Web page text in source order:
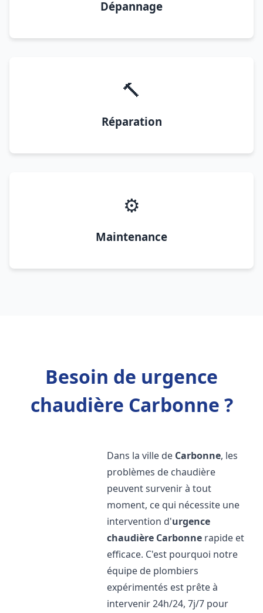
Dépannage
🔨
Réparation
⚙️
Maintenance
Besoin de urgence
chaudière Carbonne ?
Dans la ville de Carbonne, les
problèmes de chaudière
peuvent survenir à tout
moment, ce qui nécessite une
intervention d'urgence
chaudière Carbonne rapide et
efficace. C'est pourquoi notre
équipe de plombiers
expérimentés est prête à
intervenir 24h/24, 7j/7 pour